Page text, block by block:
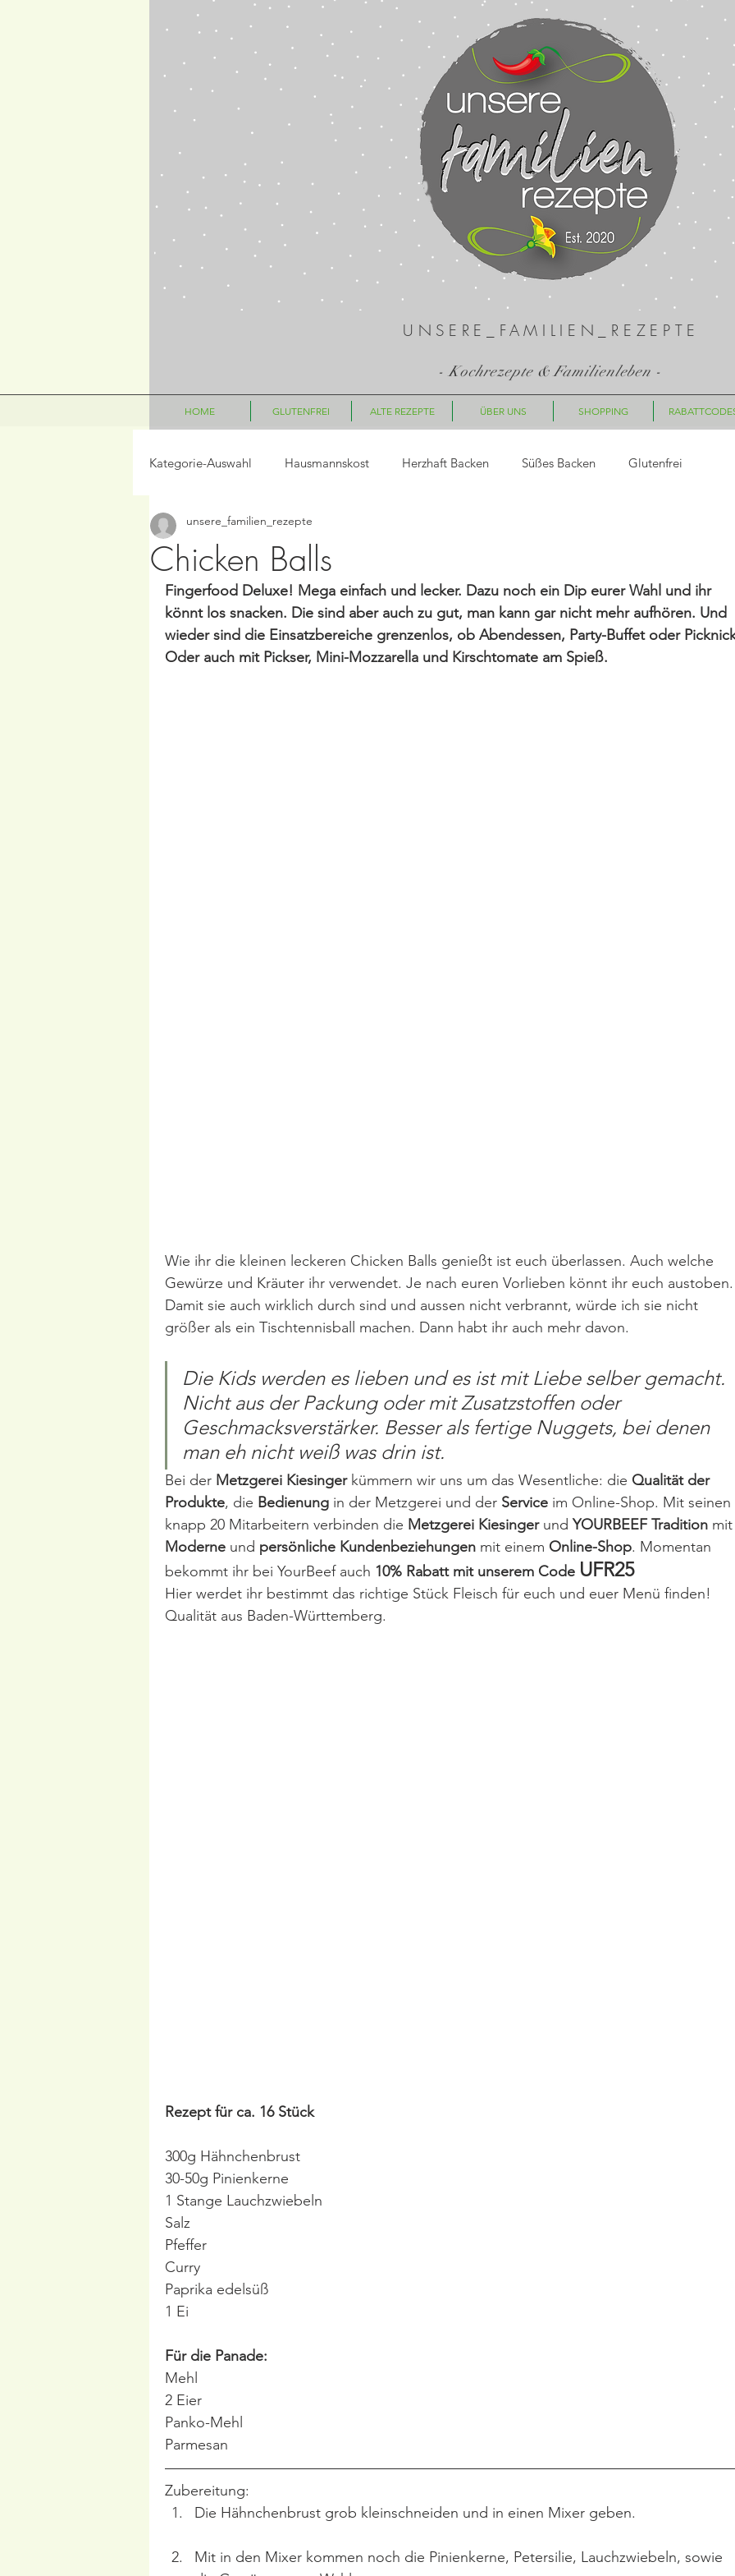
UNSERE_FAMILIEN_REZEPTE
- Kochrezepte & Familienleben -
HOME GLUTENFREI ALTE REZEPTE ÜBER UNS SHOPPING
Kategorie-Auswahl Hausmannskost Herzhaft Backen Süßes Backen Glutenfrei
LowCarb Vegetarisch
Salate Beilagen Frühstück Nachtisch/Dessert Winter/Weihnachten
Frühling/Ostern Internationale Gerichte Getränke Halloween
Chicken Balls
unsere_familien_rezepte
Fingerfood Deluxe! Mega einfach und lecker. Dazu noch ein Dip eurer Wahl und ihr
könnt los snacken. Die sind aber auch zu gut, man kann gar nicht mehr aufhören. Und
wieder sind die Einsatzbereiche grenzenlos, ob Abendessen, Party-Buffet oder
Oder auch mit Pickser, Mini-Mozzarella und Kirschtomate am Spieß.
Wie ihr die kleinen leckeren Chicken Balls genießt ist euch überlassen. Auch welche
Gewürze und Kräuter ihr verwendet. Je nach euren Vorlieben könnt ihr euch austoben.
Damit sie auch wirklich durch sind und aussen nicht verbrannt, würde ich sie nicht
größer als ein Tischtennisball machen. Dann habt ihr auch mehr davon.
Die Kids werden es lieben und es ist mit Liebe selber gemacht.
Nicht aus der Packung oder mit Zusatzstoffen oder
Geschmacksverstärker. Besser als fertige Nuggets, bei denen
man eh nicht weiß was drin ist.
Bei der Metzgerei Kiesinger kümmern wir uns um das Wesentliche: die Qualität der
Produkte, die Bedienung in der Metzgerei und der Service im Online-Shop. Mit seinen
knapp 20 Mitarbeitern verbinden die Metzgerei Kiesinger und YOURBEEF Tradition mit
Moderne und persönliche Kundenbeziehungen mit einem Online-Shop. Momentan
bekommt ihr bei YourBeef auch 10% Rabatt mit unserem Code UFR25
Hier werdet ihr bestimmt das richtige Stück Fleisch für euch und euer Menü finden!
Qualität aus Baden-Württemberg.
Rezept für ca. 16 Stück
300g Hähnchenbrust
30-50g Pinienkerne
1 Stange Lauchzwiebeln
Salz
Pfeffer
Curry
Paprika edelsüß
1 Ei
Für die Panade:
Mehl
2 Eier
Panko-Mehl
Parmesan
Zubereitung:
Die Hähnchenbrust grob kleinschneiden und in einen Mixer geben.
Mit in den Mixer kommen noch die Pinienkerne, Petersilie, Lauchzwiebeln, sowie